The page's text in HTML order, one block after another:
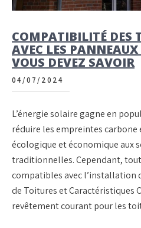
COMPATIBILITÉ DES
AVEC LES PANNEAUX
VOUS DEVEZ SAVOIR
04/07/2024
L’énergie solaire gagne en
réduire les empreintes
écologique et économique aux
traditionnelles. Cependant,
compatibles avec l’installation
de Toitures et Caractéristiques
revêtement courant pour les